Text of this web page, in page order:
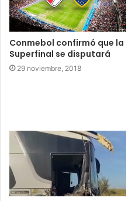
Conmebol confirmó que la
Superfinal se disputará
29 noviembre, 2018